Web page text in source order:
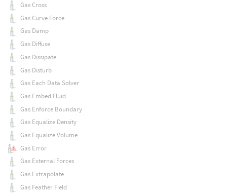
Gas Cross
Gas Curve Force
Gas Damp
Gas Diffuse
Gas Dissipate
Gas Disturb
Gas Each Data Solver
Gas Embed Fluid
Gas Enforce Boundary
Gas Equalize Density
Gas Equalize Volume
Gas Error
Gas External Forces
Gas Extrapolate
Gas Feather Field